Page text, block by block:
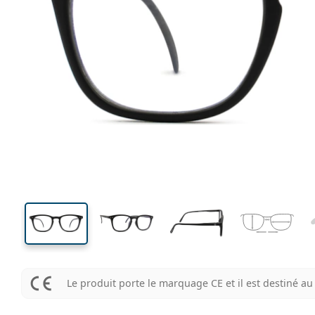
Largeur
35 mm
Hauteur des verres
43 mm
Largeur des verres
des verres
Le produit porte le marquage CE et il est destiné